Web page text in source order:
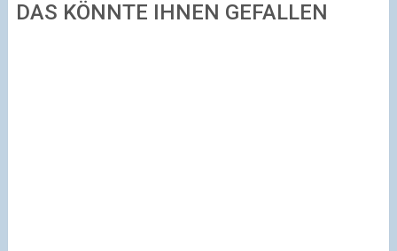
DAS KÖNNTE IHNEN GEFALLEN